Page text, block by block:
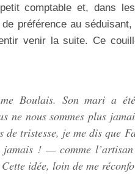
comptable et, dans
préférence au
venir la suite. Ce
Boulais. Son mari a
ne nous sommes plus
tristesse, je me dis que
! — comme
idée, loin de me